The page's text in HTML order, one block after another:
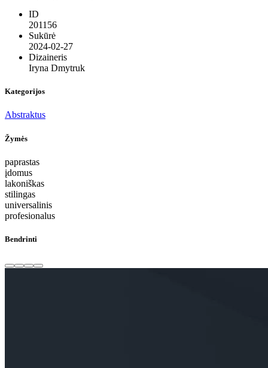
ID
201156
Sukūrė
2024-02-27
Dizaineris
Iryna Dmytruk
Kategorijos
Abstraktus
Žymės
paprastas
įdomus
lakoniškas
stilingas
universalinis
profesionalus
Bendrinti